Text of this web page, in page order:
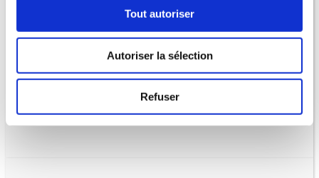
Tout autoriser
Autoriser la sélection
Refuser
Filière sapeurs-pompiers professionnels – EXAMENS
Lieutenant hors classe (catégorie B)
Lieutenant 1ère classe (catégorie B)